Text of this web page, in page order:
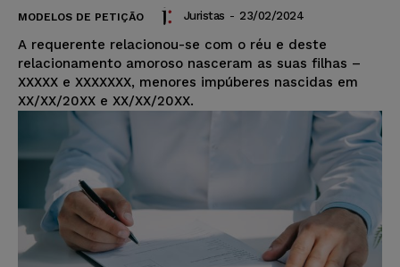
MODELOS DE PETIÇÃO Juristas - 23/02/2024
A requerente relacionou-se com o réu e deste
relacionamento amoroso nasceram as suas filhas –
XXXXX e XXXXXXX, menores impúberes nascidas em
XX/XX/20XX e XX/XX/20XX.